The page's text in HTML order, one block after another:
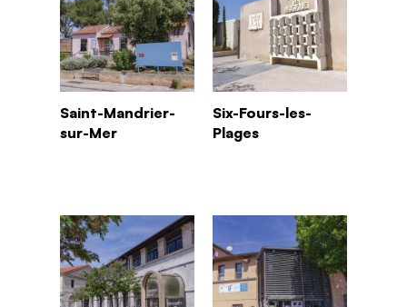
Saint-Mandrier-
sur-Mer
Six-Fours-les-
Plages